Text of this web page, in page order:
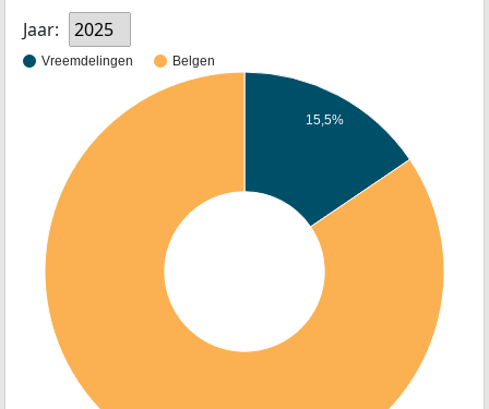
Jaar:
2025
Vreemdelingen Belgen
15,5%